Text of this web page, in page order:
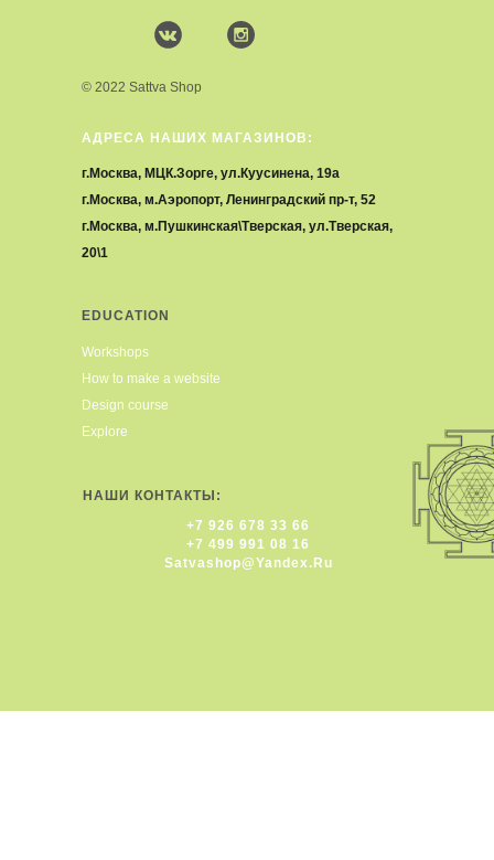
АДРЕСА НАШИХ МАГАЗИНОВ:
г.Москва, МЦК.Зорге, ул.Куусинена, 19а
г.Москва, м.Аэропорт, Ленинградский пр-т, 52
г.Москва, м.Пушкинская\Тверская, ул.Тверская,
20\1
EDUCATION
Workshops
How to make a website
Design course
Explore
НАШИ КОНТАКТЫ:
+7 926 678 33 66
+7 499 991 08 16
Satvashop@yandex.ru
© 2022 Sattva Shop